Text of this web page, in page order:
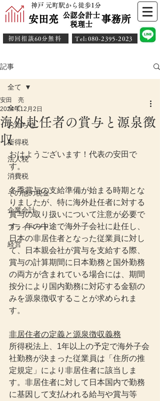
神戸 元町駅から徒歩1分
安田亮 事務所
公認会計士
​税理士
初回相談60分無料 ​Tel:080-2395-2023
記事
全て
お知らせ
所得税
法人税
消費税
その他の税金
企業会計
プライベート
経営
全て
海外赴任者の賞与と源泉徴
収
安田 亮
2024年12月2日
おはようございます！代表の安田で
す。
冬季賞与の支給準備が始まる時期とな
りましたが、特に海外赴任者に対する
賞与の取り扱いについて注意が必要で
す。年の中途で海外子会社に赴任し、
日本の非居住者となった従業員に対し
て、日本親会社が賞与を支給する際、
賞与の計算期間に日本勤務と国外勤務
の両方が含まれている場合には、期間
按分により国内勤務に対応する金額の
みを源泉徴収することが求められま
す。
非居住者の定義と源泉徴収義務
所得税法上、1年以上の予定で海外子会
社勤務が決まった従業員は「住所の推
定規定」により非居住者に該当しま
す。非居住者に対して日本国内で勤務
に基因して支払われる給与や賞与等